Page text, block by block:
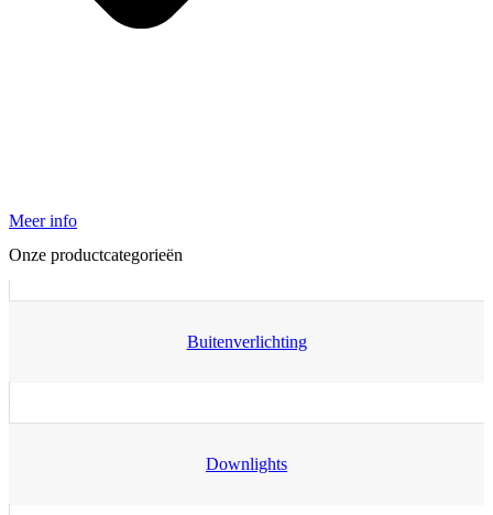
Meer info
Onze productcategorieën
Buitenverlichting
Downlights